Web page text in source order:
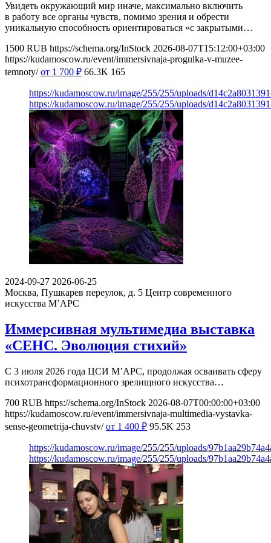
Увидеть окружающий мир иначе, максимально включить
в работу все органы чувств, помимо зрения и обрести
уникальную способность ориентироваться «с закрытыми…
1500 RUB https://schema.org/InStock 2026-08-07T15:12:00+03:00
https://kudamoscow.ru/event/immersivnaja-progulka-v-muzee-
temnoty/ от 1 700 ₽ 66.3K 165
https://kudamoscow.ru/image/255/255/uploads/
https://kudamoscow.ru/image/255/255/uploads/
2024-09-27 2026-06-25
Москва, Пушкарев переулок, д. 5 Центр современного
искусства М’АРС
Иммерсивная мультимедиа выставка
«СЕНС. Эволюция стихий»
С 3 июля 2026 года ЦСИ М’АРС, продолжая осваивать сферу
психотрансформационного зрелищного искусства…
700 RUB https://schema.org/InStock 2026-08-07T00:00:00+03:00
https://kudamoscow.ru/event/immersivnaja-multimedia-vystavka-
sense-geometrija-chuvstv/ от 1 400 ₽ 95.5K 253
https://kudamoscow.ru/image/255/255/uploads/
https://kudamoscow.ru/image/255/255/uploads/